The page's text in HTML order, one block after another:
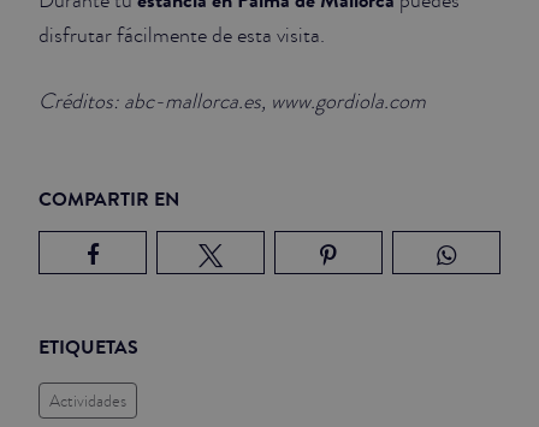
disfrutar fácilmente de esta visita.
Créditos: abc-mallorca.es, www.gordiola.com
COMPARTIR EN
ETIQUETAS
Actividades